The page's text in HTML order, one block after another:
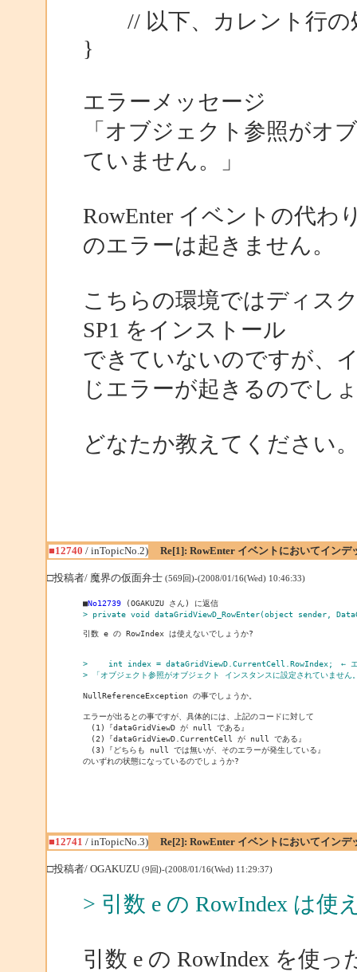
// 以下、カレント行の
}
エラーメッセージ
「オブジェクト参照がオ
ていません。」
RowEnter イベントの代わ
のエラーは起きません。
こちらの環境ではディス
SP1 をインストール
できていないのですが、
じエラーが起きるのでし
どなたか教えてください
■12740 / inTopicNo.2) Re[1]: RowEnter イベントにおいてインデ
□投稿者/ 魔界の仮面弁士 (569回)-(2008/01/16(Wed) 10:46:33)
■No12739
(OGAKUZU さん) に返信
> private void dataGridViewD_RowEnter(object sender,
引数 e の RowIndex は使えないでしょうか?
> 　　int index = dataGridViewD.CurrentCell.RowIndex;　← エ
> 「オブジェクト参照がオブジェクト インスタンスに設定されていません
NullReferenceException の事でしょうか。
エラーが出るとの事ですが、具体的には、上記のコードに対して
(1)『dataGridViewD が null である』
(2)『dataGridViewD.CurrentCell が null である』
(3)『どちらも null では無いが、そのエラーが発生している』
のいずれの状態になっているのでしょうか?
■12741 / inTopicNo.3) Re[2]: RowEnter イベントにおいてインデ
□投稿者/ OGAKUZU (9回)-(2008/01/16(Wed) 11:29:37)
> 引数 e の RowIndex は使
引数 e の RowIndex を使